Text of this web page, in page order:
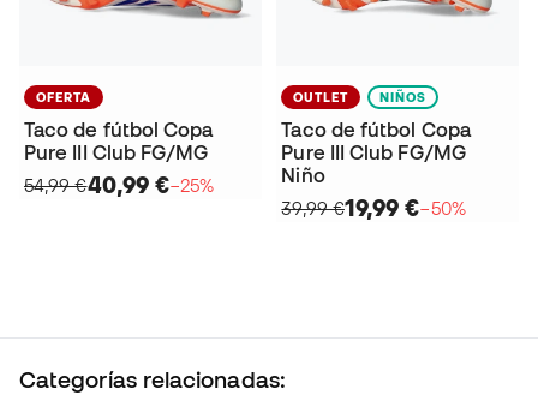
OFERTA
Taco de fútbol Copa
Pure III Club FG/MG
54,99 €40,99 €−25%
OUTLET NIÑOS
Taco de fútbol Copa
Pure III Club FG/MG
Niño
39,99 €19,99 €−50%
Categorías relacionadas: